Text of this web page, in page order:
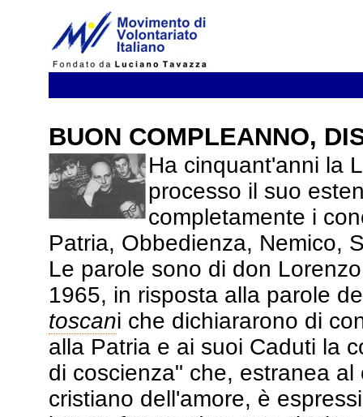
BUON COMPLEANNO,
Ha cinquant'anni la
processo il suo
completamente i
Patria, Obbedienza, Nemico,
Le parole sono di don
1965, in risposta alla parole
toscani che dichiararono di
alla Patria e ai suoi Caduti la
di coscienza" che, estranea al
cristiano dell'amore, è